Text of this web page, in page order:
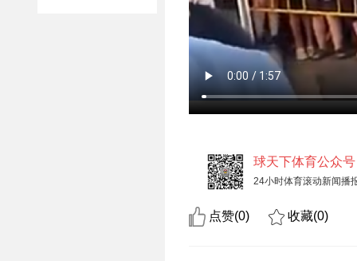
球天下体育公众号
24小时体育滚动新闻播
点赞(0) 收藏(0)